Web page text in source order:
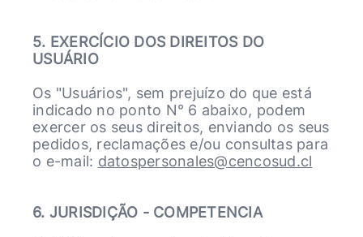
5. EXERCÍCIO DOS DIREITOS DO
USUÁRIO
Os "Usuários", sem prejuízo do que está
indicado no ponto N° 6 abaixo, podem
exercer os seus direitos, enviando os seus
pedidos, reclamações e/ou consultas para
o e-mail: datospersonales@cencosud.cl
6. JURISDIÇÃO - COMPETENCIA